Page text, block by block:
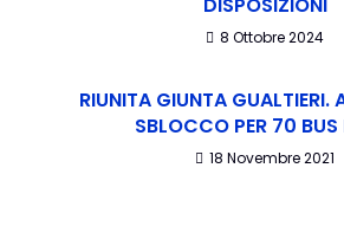
DISPOSIZIONI
8 Ottobre 2024
RIUNITA GIUNTA GUALTIERI.
SBLOCCO PER 70 BUS
18 Novembre 2021